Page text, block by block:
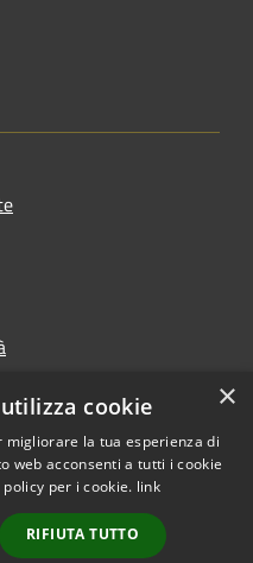
Copyright © 2026 • Comune di
Rocca Pietore • Powered by
Municipium•
×
cookie
migliorare la tua esperienza di
web acconsenti a tutti i cookie
per i cookie. link
RIFIUTA TUTTO